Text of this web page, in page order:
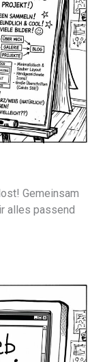
Gemeinsam
alles passend